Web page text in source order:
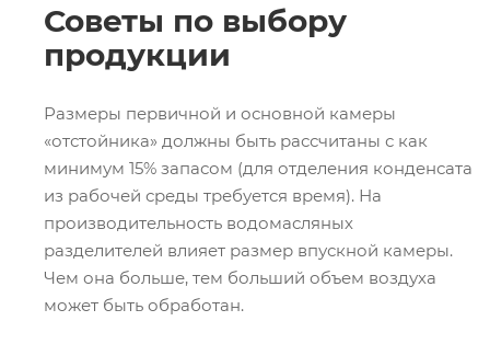
Советы по выбору
продукции
Размеры первичной и основной камеры
«отстойника» должны быть рассчитаны с как
минимум 15% запасом (для отделения конденсата
из рабочей среды требуется время). На
производительность водомасляных
разделителей влияет размер впускной камеры.
Чем она больше, тем больший объем воздуха
может быть обработан.